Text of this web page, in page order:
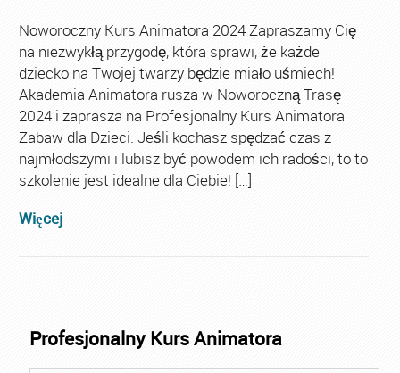
Noworoczny Kurs Animatora 2024 Zapraszamy Cię
na niezwykłą przygodę, która sprawi, że każde
dziecko na Twojej twarzy będzie miało uśmiech!
Akademia Animatora rusza w Noworoczną Trasę
2024 i zaprasza na Profesjonalny Kurs Animatora
Zabaw dla Dzieci. Jeśli kochasz spędzać czas z
najmłodszymi i lubisz być powodem ich radości, to to
szkolenie jest idealne dla Ciebie! […]
Więcej
Profesjonalny Kurs Animatora